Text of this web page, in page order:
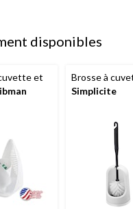
disponibles
et
Brosse à
Simplicite